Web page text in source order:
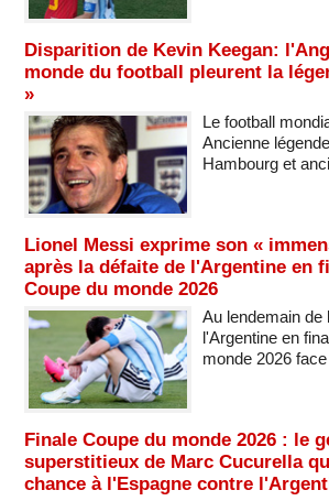
Disparition de Kevin Keegan:
monde du football pleurent la
»
Le football
Ancienne
Hambourg et
Lionel Messi exprime son «
après la défaite de l'Argentine en
Coupe du monde 2026
Au lendemain de
l'Argentine en
monde 2026
Finale Coupe du monde 2026 : le
superstitieux de Marc Cucurella
chance à l'Espagne contre